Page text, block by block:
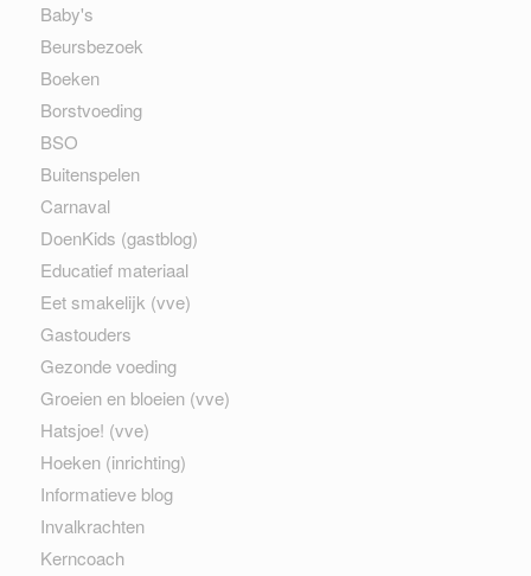
Baby's
Beursbezoek
Boeken
Borstvoeding
BSO
Buitenspelen
Carnaval
DoenKids (gastblog)
Educatief materiaal
Eet smakelijk (vve)
Gastouders
Gezonde voeding
Groeien en bloeien (vve)
Hatsjoe! (vve)
Hoeken (inrichting)
Informatieve blog
Invalkrachten
Kerncoach